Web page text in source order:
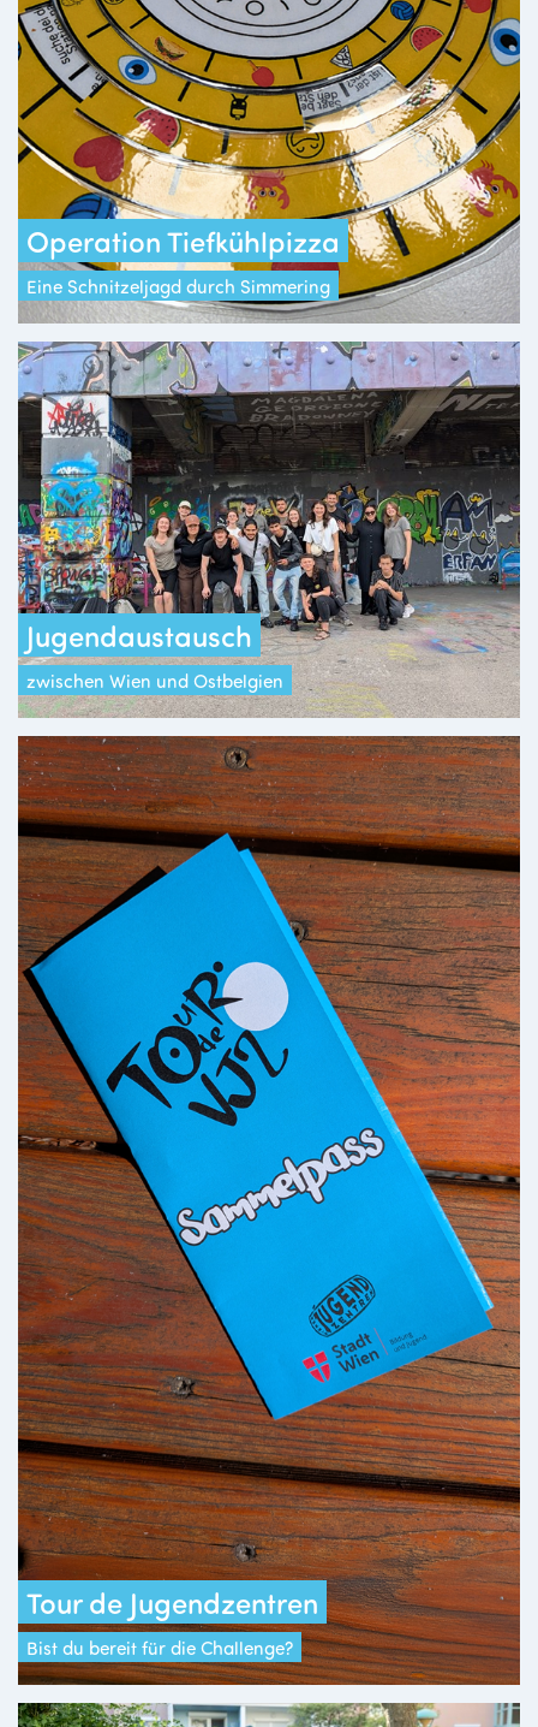
Operation Tiefkühlpizza
Eine Schnitzeljagd durch Simmering
Jugendaustausch
zwischen Wien und Ostbelgien
Tour de Jugendzentren
Bist du bereit für die Challenge?